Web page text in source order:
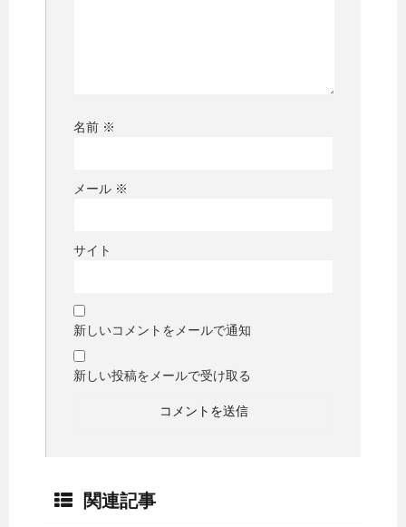
名前 ※
メール ※
サイト
新しいコメントをメールで通知
新しい投稿をメールで受け取る
関連記事